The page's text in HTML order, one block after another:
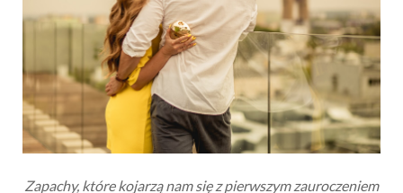
Zapachy, które kojarzą nam się z pierwszym zauroczeniem